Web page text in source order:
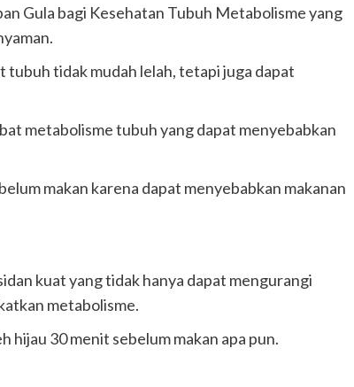
Gula bagi Kesehatan Tubuh Metabolisme yang
tidak mudah lelah, tetapi juga dapat
metabolisme tubuh yang dapat menyebabkan
makan karena dapat menyebabkan makanan
kuat yang tidak hanya dapat mengurangi
metabolisme.
hijau 30 menit sebelum makan apa pun.